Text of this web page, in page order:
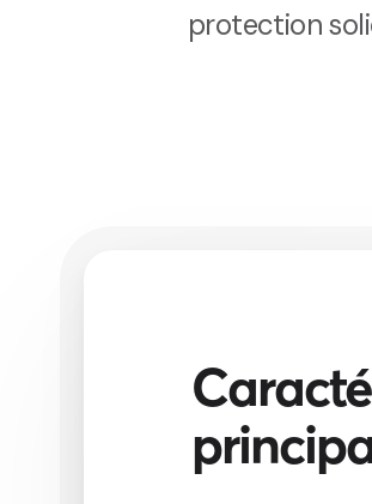
protection